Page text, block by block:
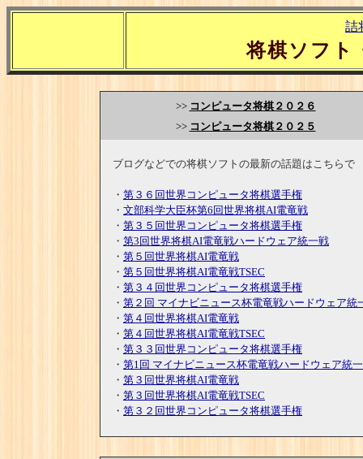
詰
将棋ソフト
>> コンピュータ将棋２０２６
>> コンピュータ将棋２０２５
ブログなどでの将棋ソフトの最新の話題はこちらで
・ 第３６回世界コンピュータ将棋選手権
・ 文部科学大臣杯第6回世界将棋AI電竜戦
・ 第３５回世界コンピュータ将棋選手権
・ 第3回世界将棋AI電竜戦ハードウェア統一戦
・ 第５回世界将棋AI電竜戦
・ 第５回世界将棋AI電竜戦TSEC
・ 第３４回世界コンピュータ将棋選手権
・ 第２回 マイナビニュース杯電竜戦ハードウェア統
・ 第４回世界将棋AI電竜戦
・ 第４回世界将棋AI電竜戦TSEC
・ 第３３回世界コンピュータ将棋選手権
・ 第1回 マイナビニュース杯電竜戦ハードウェア統
・ 第３回世界将棋AI電竜戦
・ 第３回世界将棋AI電竜戦TSEC
・ 第３２回世界コンピュータ将棋選手権